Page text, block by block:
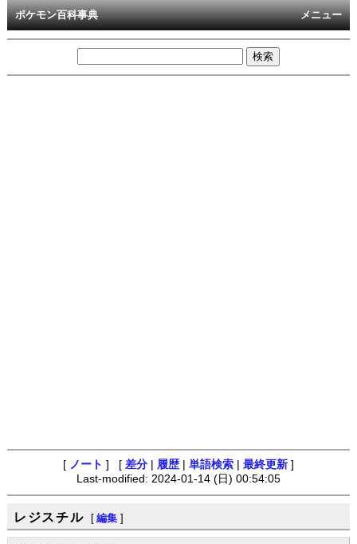
メニュー
ポケモン百科事典
[ ノート ] [ 差分 履歴 単語検索 最終更新 ]
Last-modified: 2024-01-14 (日) 00:54:05
レジスチル [ 編集 ]